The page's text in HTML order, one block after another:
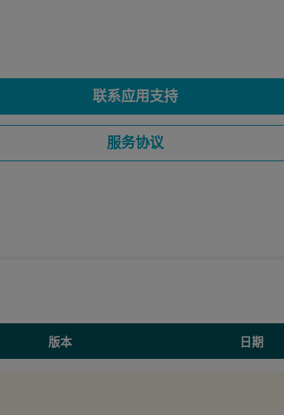
联系应用支持
服务协议
版本 日期